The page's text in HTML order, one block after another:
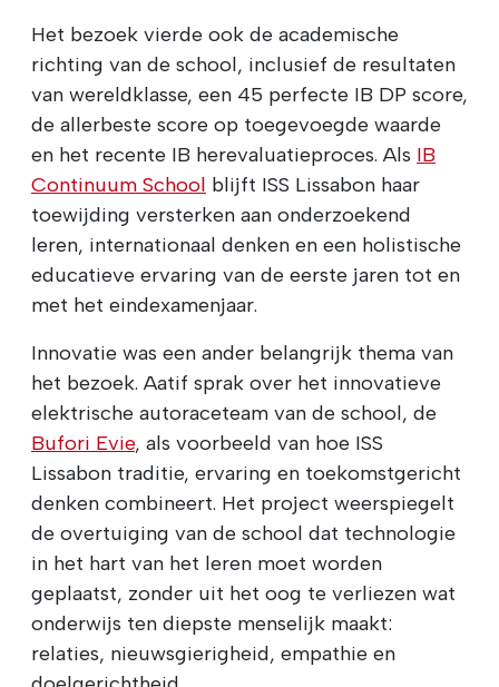
Het bezoek vierde ook de academische
richting van de school, inclusief de resultaten
van wereldklasse, een 45 perfecte IB DP score,
de allerbeste score op toegevoegde waarde
en het recente IB herevaluatieproces. Als IB
Continuum School blijft ISS Lissabon haar
toewijding versterken aan onderzoekend
leren, internationaal denken en een holistische
educatieve ervaring van de eerste jaren tot en
met het eindexamenjaar.
Innovatie was een ander belangrijk thema van
het bezoek. Aatif sprak over het innovatieve
elektrische autoraceteam van de school, de
Bufori Evie, als voorbeeld van hoe ISS
Lissabon traditie, ervaring en toekomstgericht
denken combineert. Het project weerspiegelt
de overtuiging van de school dat technologie
in het hart van het leren moet worden
geplaatst, zonder uit het oog te verliezen wat
onderwijs ten diepste menselijk maakt:
relaties, nieuwsgierigheid, empathie en